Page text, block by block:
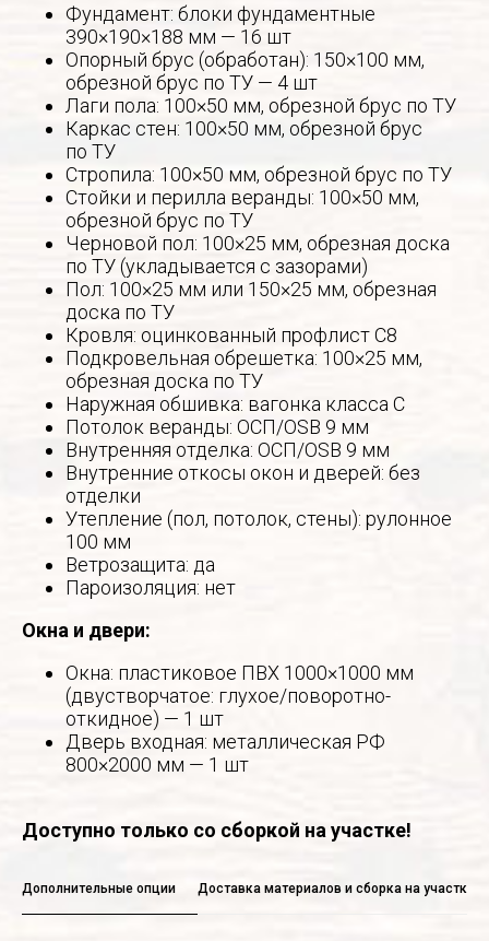
Фундамент: блоки фундаментные
390×190×188 мм — 16 шт
Опорный брус (обработан): 150×100 мм,
обрезной брус по ТУ — 4 шт
Лаги пола: 100×50 мм, обрезной брус по ТУ
Каркас стен: 100×50 мм, обрезной брус
по ТУ
Стропила: 100×50 мм, обрезной брус по ТУ
Стойки и перилла веранды: 100×50 мм,
обрезной брус по ТУ
Черновой пол: 100×25 мм, обрезная доска
по ТУ (укладывается с зазорами)
Пол: 100×25 мм или 150×25 мм, обрезная
доска по ТУ
Кровля: оцинкованный профлист С8
Подкровельная обрешетка: 100×25 мм,
обрезная доска по ТУ
Наружная обшивка: вагонка класса С
Потолок веранды: ОСП/OSB 9 мм
Внутренняя отделка: ОСП/OSB 9 мм
Внутренние откосы окон и дверей: без
отделки
Утепление (пол, потолок, стены): рулонное
100 мм
Ветрозащита: да
Пароизоляция: нет
Окна и двери:
Окна: пластиковое ПВХ 1000×1000 мм
(двустворчатое: глухое/поворотно-
откидное) — 1 шт
Дверь входная: металлическая РФ
800×2000 мм — 1 шт
Доступно только со сборкой на участке!
Дополнительные опции Доставка материалов и сборка на участке